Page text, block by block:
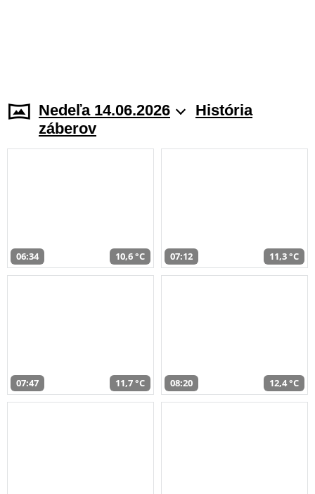
Nedeľa 14.06.2026
História
záberov
06:34 10,6 °C 07:12 11,3 °C
07:47 11,7 °C 08:20 12,4 °C